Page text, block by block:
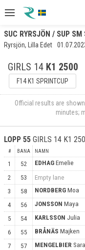
SUC RYRSJÖN / SUP
Ryrsjön, Lilla Edet
GIRLS 14 K1 2500
F14 K1 SPRINTCUP
Official results are
minutes;
LOPP 55 GIRLS 14 K1
# BANA NAMN
1 52 EDHAG Emelie
2
53 Empty lane
3
58 NORDBERG Moa
4
56 JONSSON Maya
5
54 KARLSSON Julia
6
55 BRÅNÄS Majken
7
57 MENGELBIER Sara